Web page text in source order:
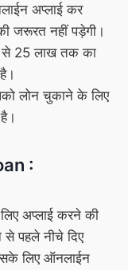
अप्लाई कर
जरूरत नहीं पड़ेगी।
25 लाख तक का
लोन चुकाने के लिए
:
अप्लाई करने की
पहले नीचे दिए
लिए ऑनलाईन